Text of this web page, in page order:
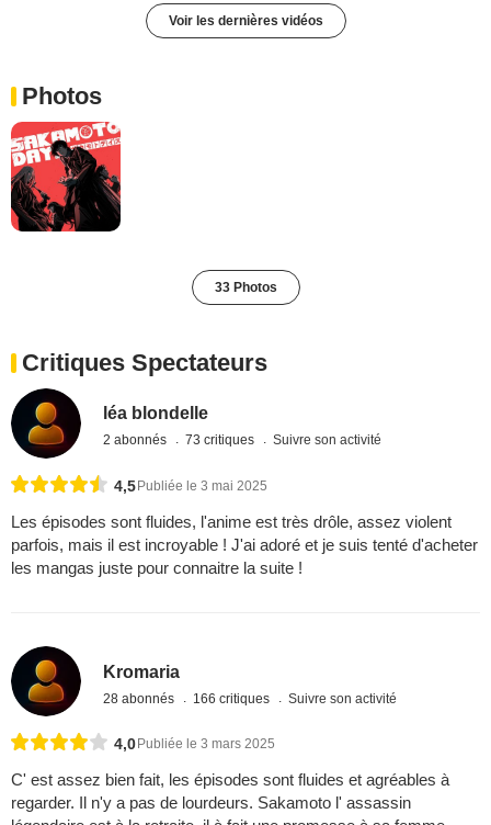
Voir les dernières vidéos
Photos
33 Photos
Critiques Spectateurs
léa blondelle
2 abonnés 73 critiques Suivre son activité
4,5 Publiée le 3 mai 2025
Les épisodes sont fluides, l'anime est très drôle, assez violent
parfois, mais il est incroyable ! J'ai adoré et je suis tenté d'acheter
les mangas juste pour connaitre la suite !
Kromaria
28 abonnés 166 critiques Suivre son activité
4,0 Publiée le 3 mars 2025
C' est assez bien fait, les épisodes sont fluides et agréables à
regarder. Il n'y a pas de lourdeurs. Sakamoto l' assassin